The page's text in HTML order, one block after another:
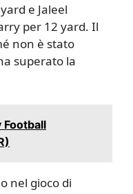
e Jaleel
per 12 yard. Il
non è stato
superato la
Football
nel gioco di